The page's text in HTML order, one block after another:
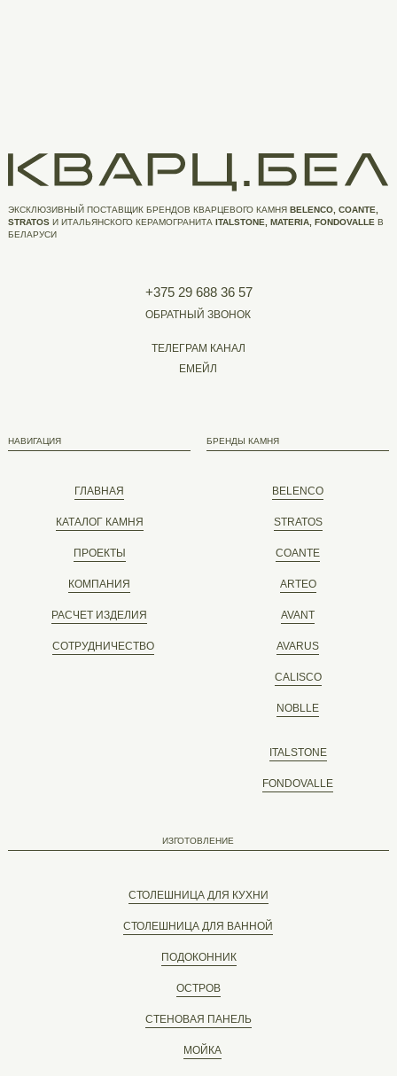
ГЛАВНАЯ
+375 29 688 36 57
ОБРАТНЫЙ ЗВОНОК
ТЕЛЕГРАМ КАНАЛ
ЕМЕЙЛ
НАВИГАЦИЯ
КАТАЛОГ КАМНЯ
ПРОЕКТЫ
РАСЧЕТ ИЗДЕЛИЯ
СОТРУДНИЧЕСТВО
КОМПАНИЯ
СТОЛЕШНИЦА ДЛЯ КУХНИ
ИЗГОТОВЛЕНИЕ
СТОЛЕШНИЦА ДЛЯ ВАННОЙ
ПОДОКОННИК
СТЕНОВАЯ ПАНЕЛЬ
МОЙКА
ОСТРОВ
BELENCO
БРЕНДЫ КАМНЯ
STRATOS
COANTE
ITALSTONE
FONDOVALLE
ЭКСКЛЮЗИВНЫЙ ПОСТАВЩИК БРЕНДОВ КВАРЦЕВОГО КАМНЯ BELENCO, COANTE,
STRATOS И ИТАЛЬЯНСКОГО КЕРАМОГРАНИТА ITALSTONE, MATERIA, FONDOVALLE В
БЕЛАРУСИ
ARTEO
AVANT
AVARUS
CALISCO
NOBLLE